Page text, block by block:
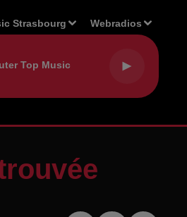
Strasbourg Webradios